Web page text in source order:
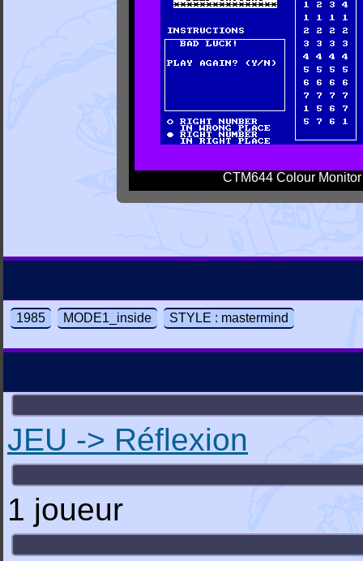
CTM644 Colour Monitor
1985 MODE1_inside STYLE : mastermind
JEU -> Réflexion
1 joueur